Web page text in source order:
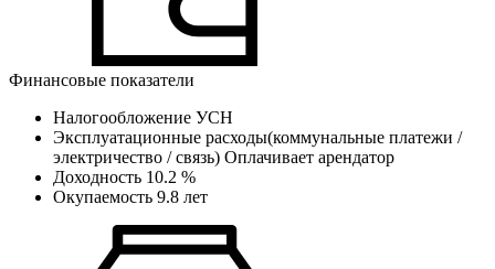
Финансовые показатели
Налогообложение УСН
Эксплуатационные расходы(коммунальные платежи /
электричество / связь) Оплачивает арендатор
Доходность 10.2 %
Окупаемость 9.8 лет